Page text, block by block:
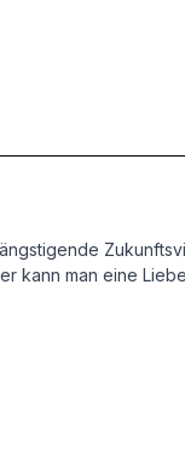
kann man eine